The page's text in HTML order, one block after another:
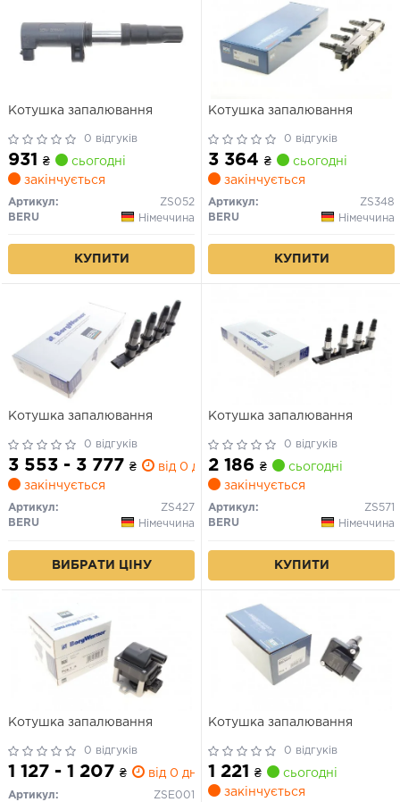
Котушка запалювання
0 відгуків
931 ₴
сьогодні
закінчується
Артикул:
ZS052
BERU
Німеччина
КУПИТИ
Котушка запалювання
0 відгуків
3 364 ₴
сьогодні
закінчується
Артикул:
ZS348
BERU
Німеччина
КУПИТИ
Котушка запалювання
0 відгуків
3 553 - 3 777 ₴
від 0 дн.
закінчується
Артикул:
ZS427
BERU
Німеччина
ВИБРАТИ ЦІНУ
Котушка запалювання
0 відгуків
2 186 ₴
сьогодні
закінчується
Артикул:
ZS571
BERU
Німеччина
КУПИТИ
Котушка запалювання
0 відгуків
1 127 - 1 207 ₴ від 0 дн.
Артикул:
ZSE001
Котушка запалювання
0 відгуків
1 221 ₴
сьогодні
закінчується